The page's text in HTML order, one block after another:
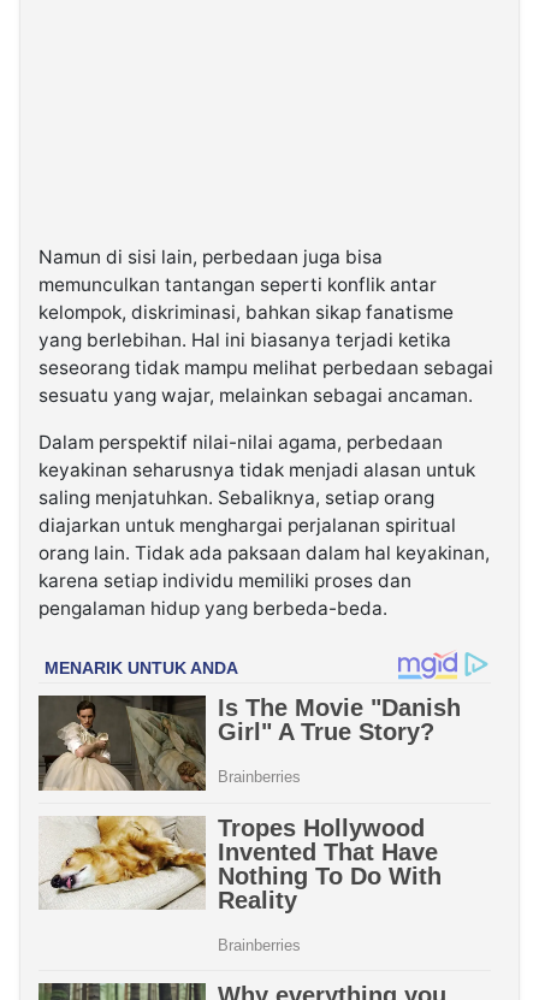
Namun di sisi lain, perbedaan juga bisa
memunculkan tantangan seperti konflik antar
kelompok, diskriminasi, bahkan sikap fanatisme
yang berlebihan. Hal ini biasanya terjadi ketika
seseorang tidak mampu melihat perbedaan sebagai
sesuatu yang wajar, melainkan sebagai ancaman.
Dalam perspektif nilai-nilai agama, perbedaan
keyakinan seharusnya tidak menjadi alasan untuk
saling menjatuhkan. Sebaliknya, setiap orang
diajarkan untuk menghargai perjalanan spiritual
orang lain. Tidak ada paksaan dalam hal keyakinan,
karena setiap individu memiliki proses dan
pengalaman hidup yang berbeda-beda.